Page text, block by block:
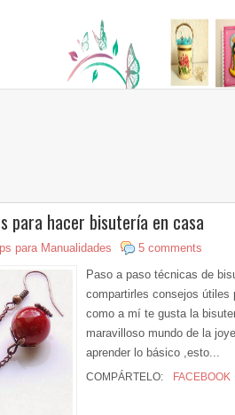
para hacer bisutería en casa
para Manualidades
5 comments
Paso a paso técnicas de
compartirles consejos útiles
como a mí te gusta la
maravilloso mundo de la
aprender lo básico ,esto...
COMPÁRTELO: FACEBOOK